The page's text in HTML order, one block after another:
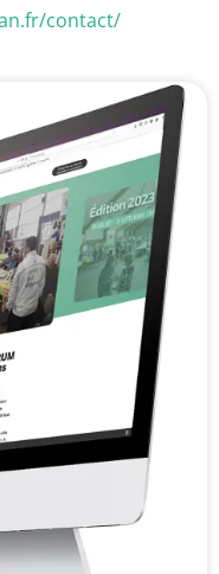
contact/